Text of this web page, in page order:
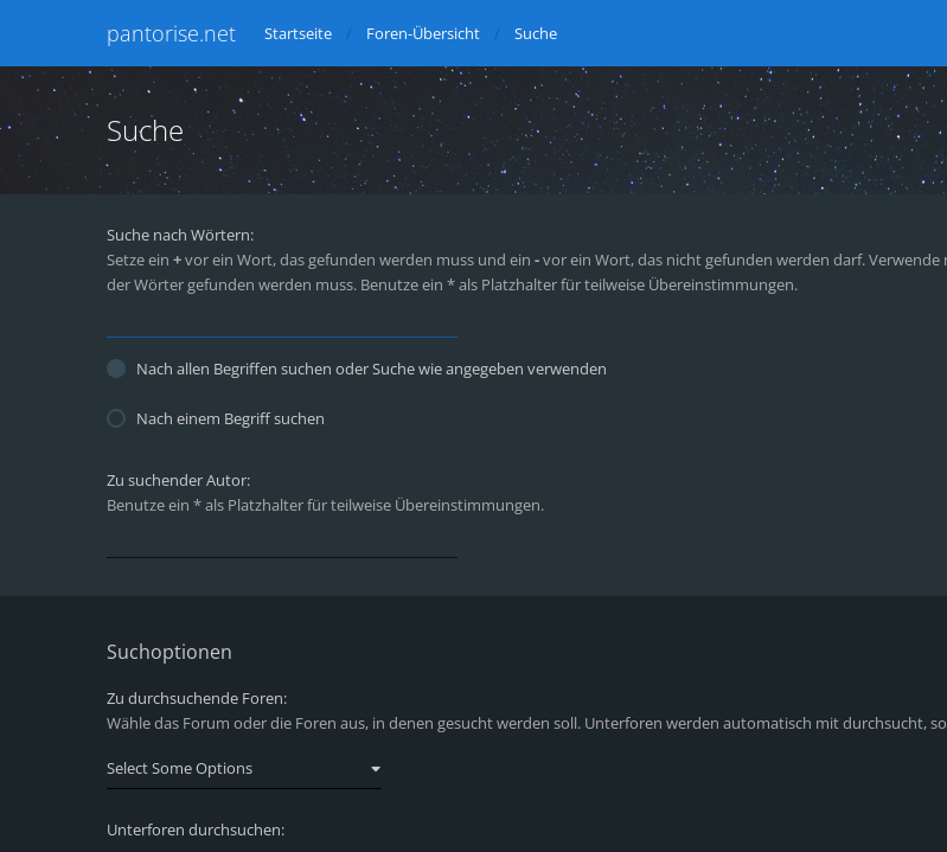
pantorise.net Startseite Foren-Übersicht Suche
Suche
Suche nach Wörtern:
Setze ein +vor ein Wort, das gefunden werden muss und ein -vor ein Wort, das nicht gefunden werden darf.
der Wörter gefunden werden muss. Benutze ein * als Platzhalter für teilweise Übereinstimmungen.
Nach allen Begriffen suchen oder Suche wie angegeben verwenden
Nach einem Begriff suchen
Zu suchender Autor:
Benutze ein * als Platzhalter für teilweise Übereinstimmungen.
Suchoptionen
Zu durchsuchende Foren:
Wähle das Forum oder die Foren aus, in denen gesucht werden soll. Unterforen werden automatisch mit durchsucht,
Unterforen durchsuchen: